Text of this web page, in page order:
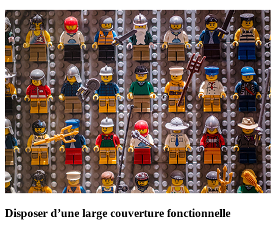
Disposer d’une large couverture fonctionnelle